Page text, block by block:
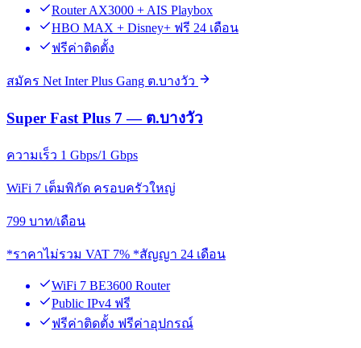
Router AX3000 + AIS Playbox
HBO MAX + Disney+ ฟรี 24 เดือน
ฟรีค่าติดตั้ง
สมัคร Net Inter Plus Gang ต.บางวัว
Super Fast Plus 7 — ต.บางวัว
ความเร็ว 1 Gbps/1 Gbps
WiFi 7 เต็มพิกัด ครอบครัวใหญ่
799 บาท/เดือน
*ราคาไม่รวม VAT 7% *สัญญา 24 เดือน
WiFi 7 BE3600 Router
Public IPv4 ฟรี
ฟรีค่าติดตั้ง ฟรีค่าอุปกรณ์